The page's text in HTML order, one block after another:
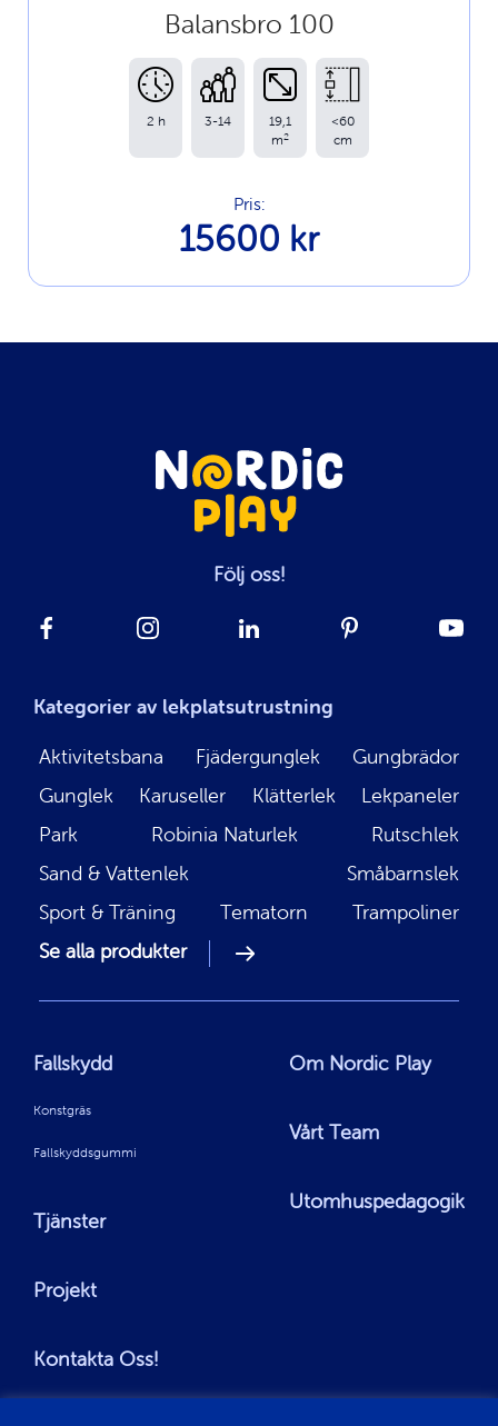
Balansbro 100
2 h 3-14
19,1
m2
<60
cm
Pris:
15600 kr
Följ oss!
Kategorier av lekplatsutrustning
Aktivitetsbana
Fjädergunglek
Gungbrädor
Gunglek
Karuseller Klätterlek
Lekpaneler
Park
Robinia Naturlek
Rutschlek
Sand & Vattenlek
Småbarnslek
Sport & Träning
Tematorn
Trampoliner
Se alla produkter
Fallskydd
Konstgräs
Fallskyddsgummi
Tjänster
Projekt
Kontakta Oss!
Om Nordic Play
Vårt Team
Utomhuspedagogik